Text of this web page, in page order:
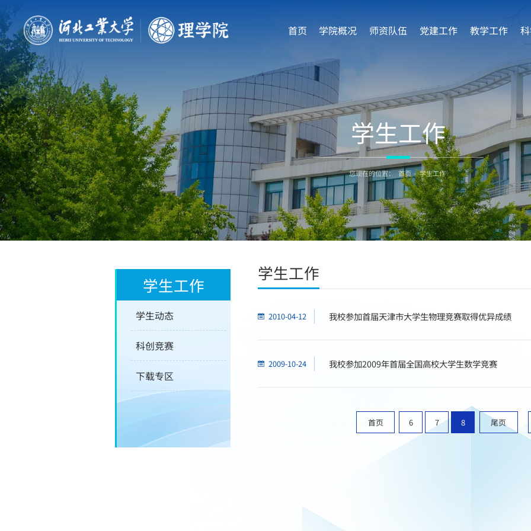
首页 学院概况 师资队伍 党建工作 教学工作
学生工作
您现在的位置：首页 - 学生工作
学生工作
学生动态
科创竞赛
下载专区
学生工作
2010-04-12 我校参加首届天津市大学生物理竞赛取得优异成绩
2009-10-24 我校参加2009年首届全国高校大学生数学竞赛
首页 6 7 8 尾页